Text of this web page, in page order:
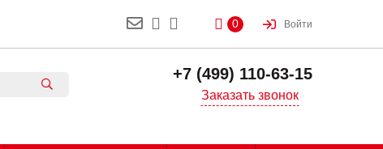
0 Войти
+7 (499) 110-63-15
Заказать звонок